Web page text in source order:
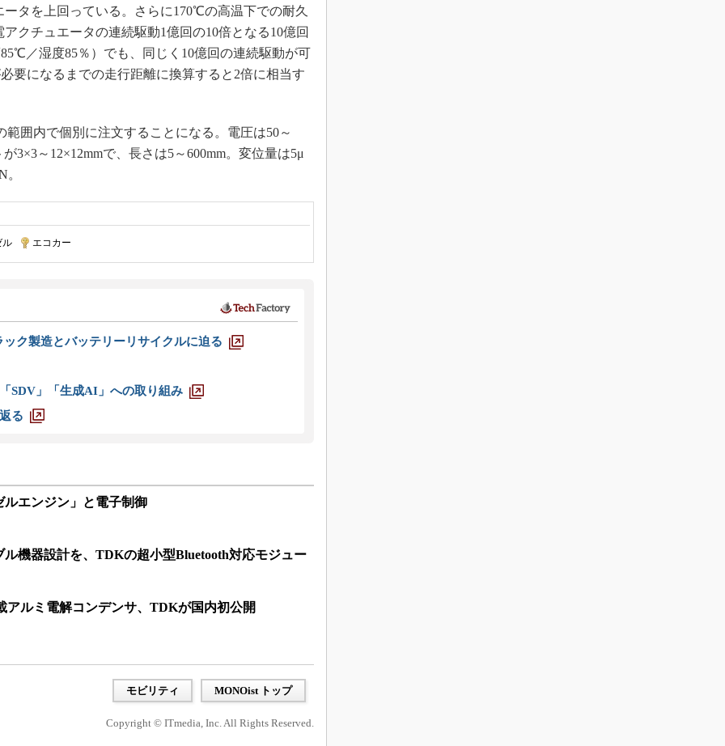
タを上回っている。さらに170℃の高温下での耐久
クチュエータの連続駆動1億回の10倍となる10億回
／湿度85％）でも、同じく10億回の連続駆動が可
要になるまでの走行距離に換算すると2倍に相当す
囲内で個別に注文することになる。電圧は50～
3×3～12×12mmで、長さは5～600mm。変位量は5μ
ル エコカー
ク製造とバッテリーリサイクルに迫る
SDV」「生成AI」への取り組み
る
エンジン」と電子制御
機器設計を、TDKの超小型Bluetooth対応モジュー
アルミ電解コンデンサ、TDKが国内初公開
モビリティ MONOist トップ
Copyright © ITmedia, Inc. All Rights Reserved.